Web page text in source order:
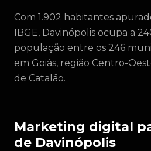
Com 1.902 habitantes
IBGE, Davinópolis ocupa a
população entre os 246
em Goiás, região Centro-
de Catalão.
Marketing digital
de Davinópolis